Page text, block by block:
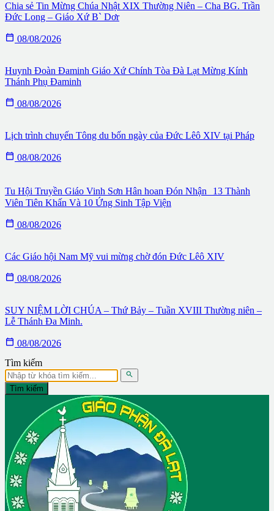
Chia sẻ Tin Mừng Chúa Nhật XIX Thường Niên – Cha BG. Trần
Đức Long – Giáo Xứ B` Dơr
 08/08/2026
Huynh Đoàn Đaminh Giáo Xứ Chính Tòa Đà Lạt Mừng Kính
Thánh Phụ Đaminh
 08/08/2026
Lịch trình chuyến Tông du bốn ngày của Đức Lêô XIV tại Pháp
 08/08/2026
Tu Hội Truyền Giáo Vinh Sơn Hân hoan Đón Nhận 13 Thành
Viên Tiên Khấn Và 10 Ứng Sinh Tập Viện
 08/08/2026
Các Giáo hội Nam Mỹ vui mừng chờ đón Đức Lêô XIV
 08/08/2026
SUY NIỆM LỜI CHÚA – Thứ Bảy – Tuần XVIII Thường niên –
Lễ Thánh Đa Minh.
 08/08/2026
Tìm kiếm

Tìm kiếm